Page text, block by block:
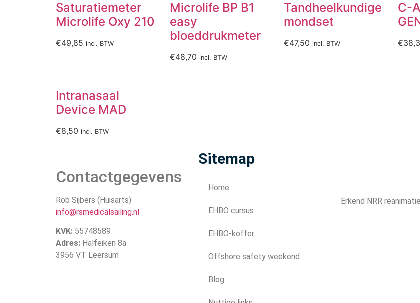
Saturatiemeter
Microlife Oxy 210
€49,85 incl. BTW
Microlife BP B1
easy
bloeddrukmeter
€48,70 incl. BTW
Tandheelkundige
mondset
€47,50 incl. BTW
C-
€
Intranasaal
Device MAD
€8,50 incl. BTW
Contactgegevens
Rob Sijbers (Huisarts)
info@rsmedicalsailing.nl
KVK: 55748589
Adres: Halfeiken 8a
3956 VT Leersum
Sitemap
Home
EHBO cursus
EHBO-koffer
Offshore safety weekend
Blog
Erkend NRR